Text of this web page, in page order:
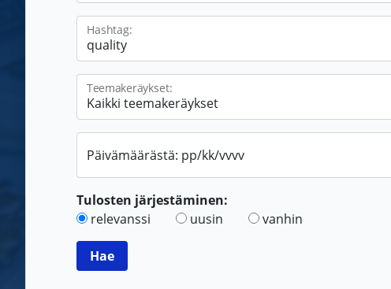
Hashtag:
Teemakeräykset:
Päivämäärästä: pp/kk/vvvv
Tulosten järjestäminen:
relevanssi
uusin vanhin